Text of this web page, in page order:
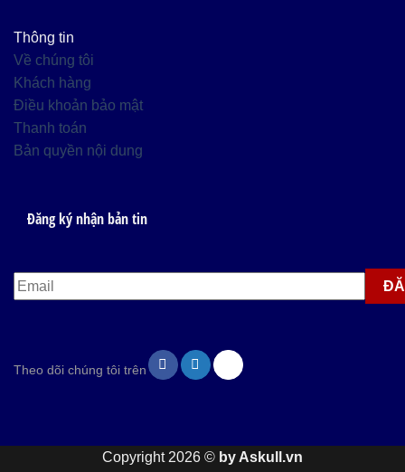
Thông tin
Về chúng tôi
Khách hàng
Điều khoản bảo mật
Thanh toán
Bản quyền nội dung
Đăng ký nhận bản tin
Theo dõi chúng tôi trên
Copyright 2026 © by Askull.vn